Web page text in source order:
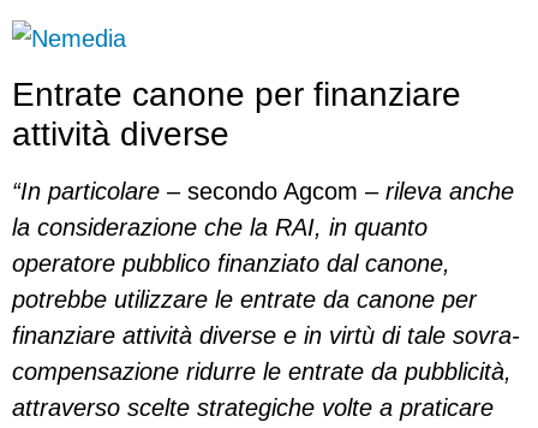
Entrate canone per finanziare
attività diverse
“In particolare – secondo Agcom – rileva anche
la considerazione che la RAI, in quanto
operatore pubblico finanziato dal canone,
potrebbe utilizzare le entrate da canone per
finanziare attività diverse e in virtù di tale sovra-
compensazione ridurre le entrate da pubblicità,
attraverso scelte strategiche volte a praticare